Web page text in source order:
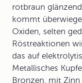
rotbraun
kommt
Oxiden, selten
Röstreaktionen
das auf
Metallisches
Bronzen, mit